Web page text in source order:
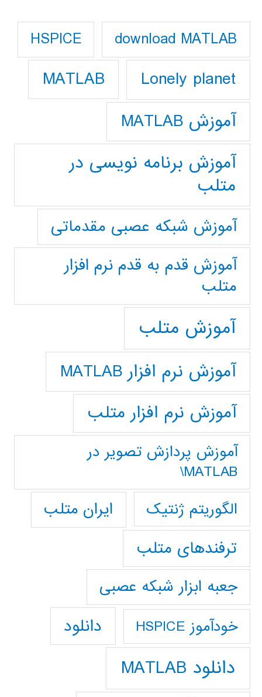
download MATLAB
HSPICE
Lonely planet
MATLAB
آموزش MATLAB
آموزش برنامه نویسی در
متلب
آموزش شبکه عصبی مقدماتی
آموزش قدم به قدم نرم افزار
متلب
آموزش متلب
آموزش نرم افزار MATLAB
آموزش نرم افزار متلب
آموزش پردازش تصوير در
MATLAB\
الگوریتم ژنتیک
ایران متلب
ترفندهای متلب
جعبه ابزار شبکه عصبی
خودآموز HSPICE دانلود
دانلود MATLAB